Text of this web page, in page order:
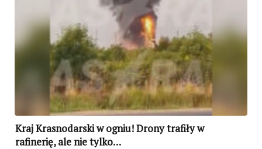
Kraj Krasnodarski w ogniu! Drony trafiły w
rafinerię, ale nie tylko…